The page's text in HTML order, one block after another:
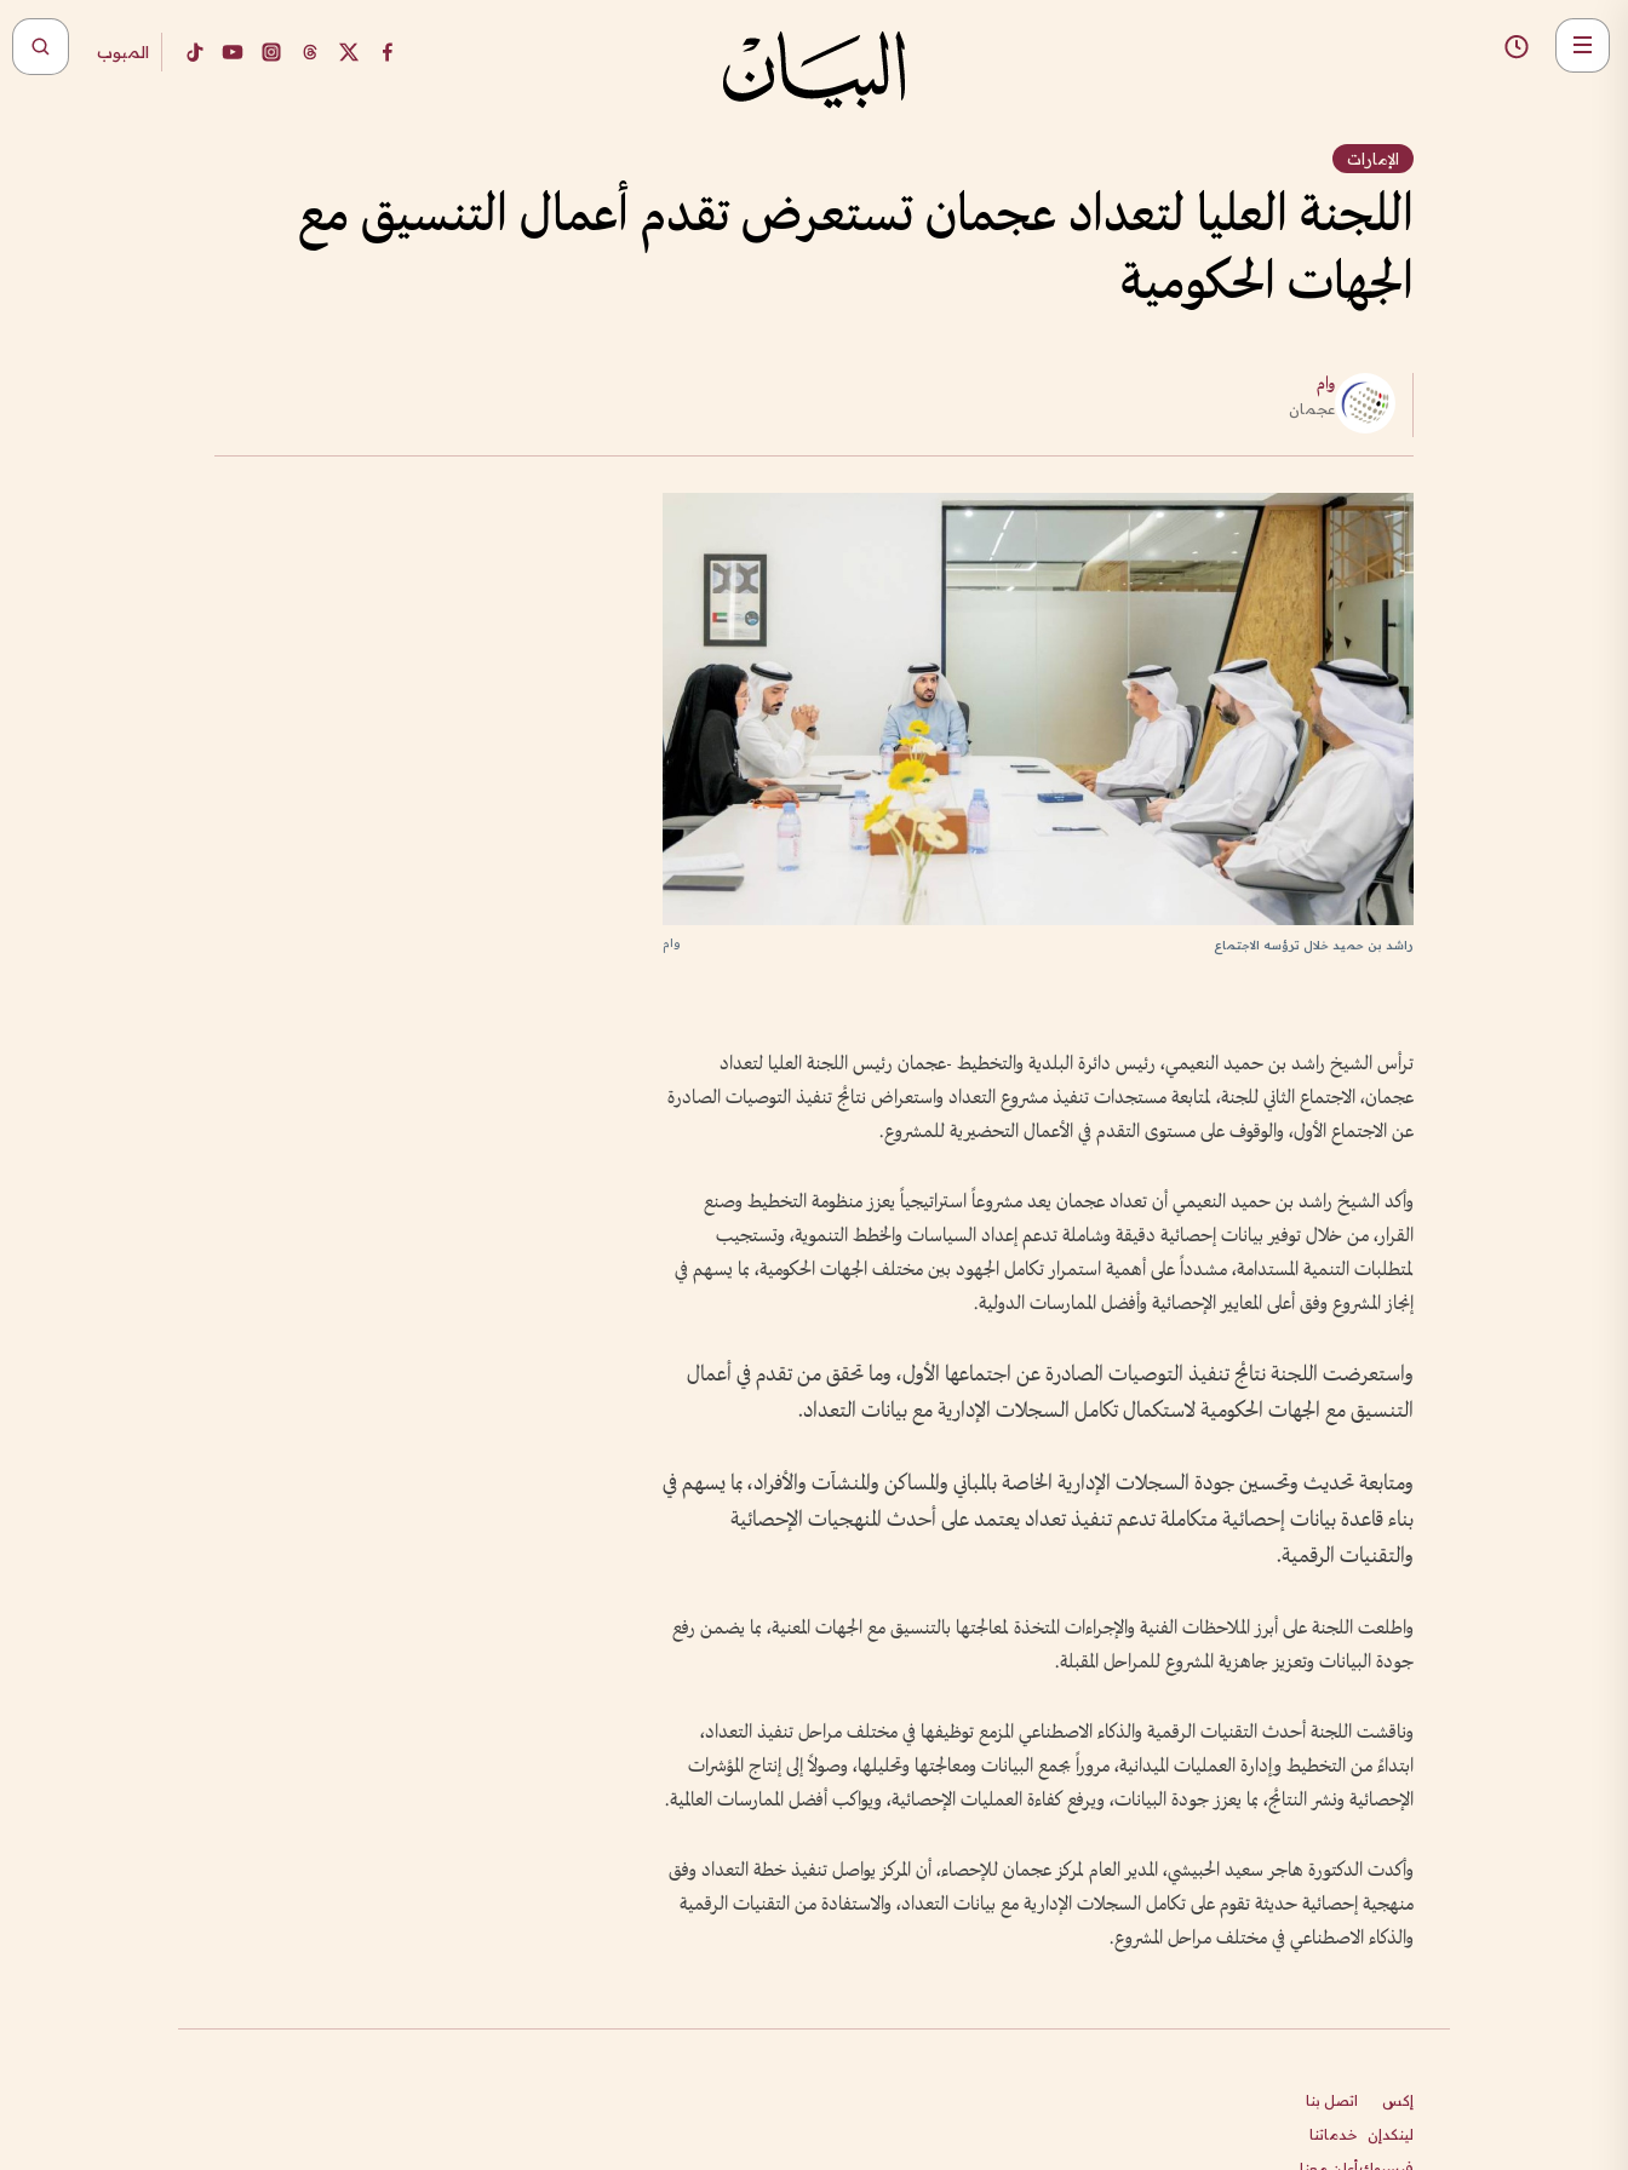
المبوب
الإمارات
اللجنة العليا لتعداد عجمان تستعرض تقدم أعمال التنسيق مع
الجهات الحكومية
وام
عجمان
وام راشد بن حميد خلال ترؤسه الاجتماع
ترأس الشيخ راشد بن حميد النعيمي، رئيس دائرة البلدية والتخطيط -عجمان رئيس اللجنة العليا لتعداد
عجمان، الاجتماع الثاني للجنة، لمتابعة مستجدات تنفيذ مشروع التعداد واستعراض نتائج تنفيذ التوصيات الصادرة
عن الاجتماع الأول، والوقوف على مستوى التقدم في الأعمال التحضيرية للمشروع.
وأكد الشيخ راشد بن حميد النعيمي أن تعداد عجمان يعد مشروعاً استراتيجياً يعزز منظومة التخطيط وصنع
القرار، من خلال توفير بيانات إحصائية دقيقة وشاملة تدعم إعداد السياسات والخطط التنموية، وتستجيب
لمتطلبات التنمية المستدامة، مشدداً على أهمية استمرار تكامل الجهود بين مختلف الجهات الحكومية، بما يسهم في
إنجاز المشروع وفق أعلى المعايير الإحصائية وأفضل الممارسات الدولية.
واستعرضت اللجنة نتائج تنفيذ التوصيات الصادرة عن اجتماعها الأول، وما تحقق من تقدم في أعمال
التنسيق مع الجهات الحكومية لاستكمال تكامل السجلات الإدارية مع بيانات التعداد.
ومتابعة تحديث وتحسين جودة السجلات الإدارية الخاصة بالمباني والمساكن والمنشآت والأفراد، بما يسهم في
بناء قاعدة بيانات إحصائية متكاملة تدعم تنفيذ تعداد يعتمد على أحدث المنهجيات الإحصائية
والتقنيات الرقمية.
واطلعت اللجنة على أبرز الملاحظات الفنية والإجراءات المتخذة لمعالجتها بالتنسيق مع الجهات المعنية، بما يضمن رفع
جودة البيانات وتعزيز جاهزية المشروع للمراحل المقبلة.
وناقشت اللجنة أحدث التقنيات الرقمية والذكاء الاصطناعي المزمع توظيفها في مختلف مراحل تنفيذ التعداد،
ابتداءً من التخطيط وإدارة العمليات الميدانية، مروراً بجمع البيانات ومعالجتها وتحليلها، وصولاً إلى إنتاج المؤشرات
الإحصائية ونشر النتائج، بما يعزز جودة البيانات، ويرفع كفاءة العمليات الإحصائية، ويواكب أفضل الممارسات العالمية.
وأكدت الدكتورة هاجر سعيد الحبيشي، المدير العام لمركز عجمان للإحصاء، أن المركز يواصل تنفيذ خطة التعداد وفق
منهجية إحصائية حديثة تقوم على تكامل السجلات الإدارية مع بيانات التعداد، والاستفادة من التقنيات الرقمية
والذكاء الاصطناعي في مختلف مراحل المشروع.
إكس
لينكدإن
اتصل بنا
خدماتنا